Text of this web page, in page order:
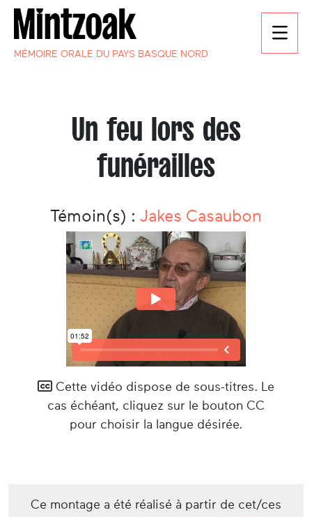
MÉMOIRE ORALE DU PAYS BASQUE NORD
Un feu lors des
funérailles
Témoin(s) : Jakes Casaubon
Cette vidéo dispose de sous-titres. Le
cas échéant, cliquez sur le bouton CC
pour choisir la langue désirée.
Ce montage a été réalisé à partir de cet/ces